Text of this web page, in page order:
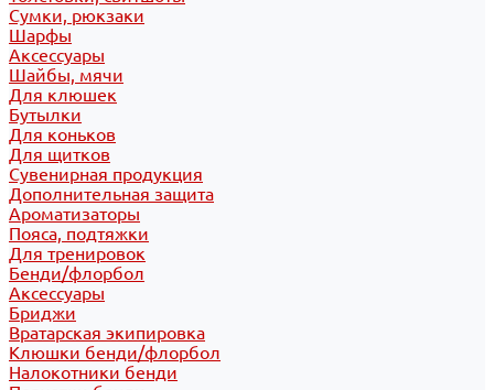
Сумки, рюкзаки
Шарфы
Аксессуары
Шайбы, мячи
Для клюшек
Бутылки
Для коньков
Для щитков
Сувенирная продукция
Дополнительная защита
Ароматизаторы
Пояса, подтяжки
Для тренировок
Бенди/флорбол
Аксессуары
Бриджи
Вратарская экипировка
Клюшки бенди/флорбол
Налокотники бенди